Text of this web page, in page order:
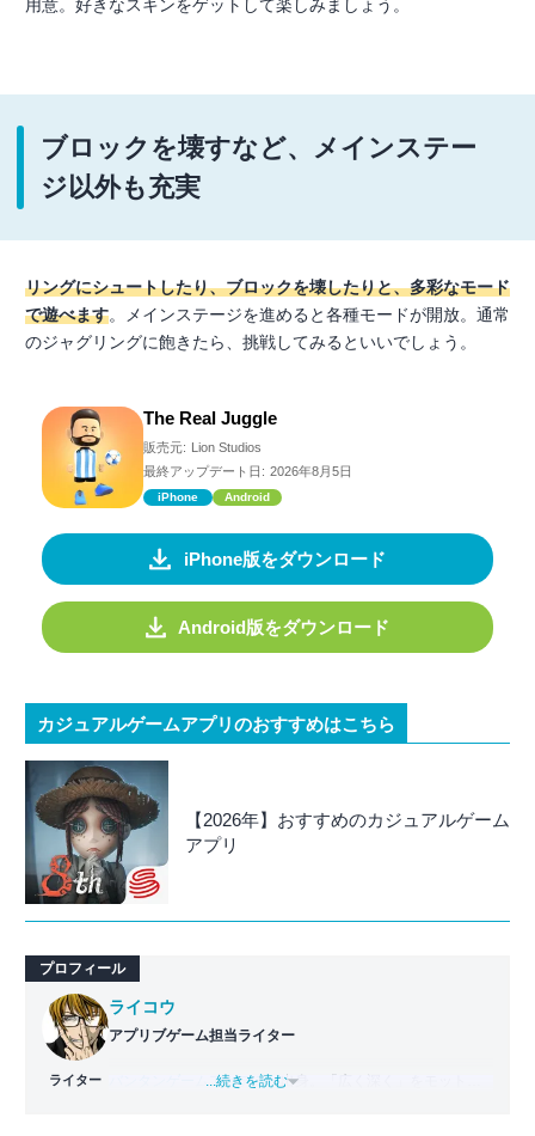
用意。好きなスキンをゲットして楽しみましょう。
ブロックを壊すなど、メインステー
ジ以外も充実
リングにシュートしたり、ブロックを壊したりと、多彩なモード
で遊べます。メインステージを進めると各種モードが開放。通常
のジャグリングに飽きたら、挑戦してみるといいでしょう。
The Real Juggle
販売元: Lion Studios
最終アップデート日: 2026年8月5日
iPhone Android
iPhone版をダウンロード
Android版をダウンロード
カジュアルゲームアプリのおすすめはこちら
【2026年】おすすめのカジュアルゲーム
アプリ
プロフィール
ライター
ライコウ
アプリブゲーム担当ライター
バンタンゲームアカデミー 出身。「広く深く」をモットー
...続きを読む